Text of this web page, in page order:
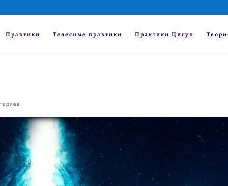
Практики Телесные практики Практики Цигун